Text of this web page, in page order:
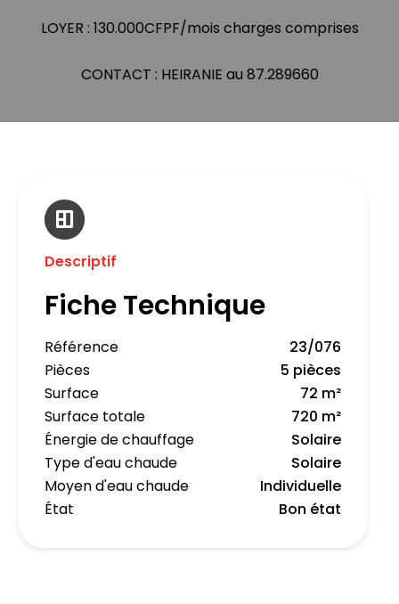
LOYER : 130.000CFPF/mois charges comprises
CONTACT : HEIRANIE au 87.289660
Descriptif
Fiche Technique
Référence
23/076
Pièces
5 pièces
Surface
72 m²
Surface totale
720 m²
Énergie de chauffage
Solaire
Type d'eau chaude
Solaire
Moyen d'eau chaude
Individuelle
État
Bon état